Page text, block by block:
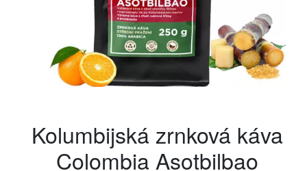
Kolumbijská zrnková káva
Colombia Asotbilbao